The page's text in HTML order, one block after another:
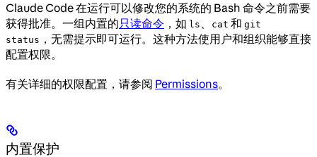
Claude Code 在运行可以修改您的系统的 Bash 命令之前需要
获得批准。一组内置的只读命令 ，如 ls 、 cat 和 git
status ，无需提示即可运行。这种方法使用户和组织能够直接
配置权限。
有关详细的权限配置，请参阅 Permissions。
内置保护